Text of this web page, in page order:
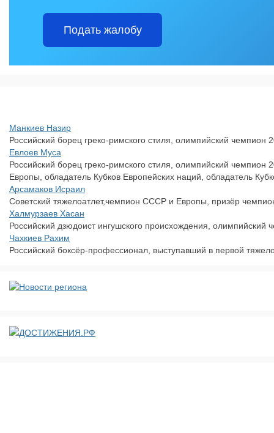
Подать жалобу
Манкиев Назир
Российский борец греко-римского стиля, олимпийский чемпион
Евлоев Муса
Российский борец греко-римского стиля, олимпийский
Европы, обладатель Кубков Европейских наций, обладатель
Арсамаков Исраил
Советский тяжелоатлет,чемпион СССР и Европы, призёр
Халмурзаев Хасан
Российский дзюдоист ингушского происхождения, олимпийский
Чахкиев Рахим
Российский боксёр-профессионал, выступавший в первой
ДОСТИЖЕНИЯ.РФ